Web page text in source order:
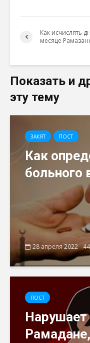
Как исчислять
месяце
Показать и
эту тему
ЗАКЯТ ПОСТ
Как
больного
28 апреля 2022
ПОСТ
Нарушает